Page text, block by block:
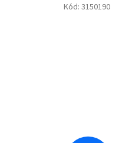
Kód: 3150190